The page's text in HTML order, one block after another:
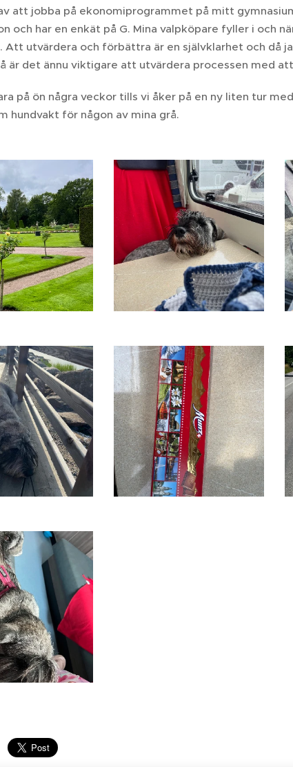
att jobba på ekonomiprogrammet på mitt
och har en enkät på G. Mina valpköpare fyller i och
Att utvärdera och förbättra är en självklarhet och då
är det ännu viktigare att utvärdera processen med
på ön några veckor tills vi åker på en ny liten tur
hundvakt för någon av mina grå.